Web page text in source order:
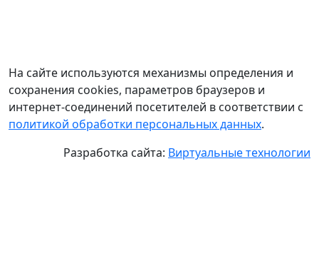
На сайте используются механизмы определения и
сохранения cookies, параметров браузеров и
интернет-соединений посетителей в соответствии с
политикой обработки персональных данных.
Разработка сайта: Виртуальные технологии